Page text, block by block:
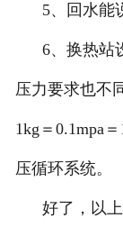
5、回水能
6、换热站设
压力要求也不
1kg＝0.1mpa
压循环系统。
好了，以上